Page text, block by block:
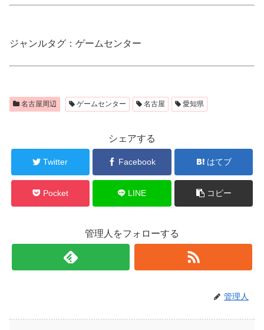
ジャンルタグ：ゲームセンター
名古屋周辺 ゲームセンター 名古屋 愛知県
シェアする
Twitter Facebook はてブ
Pocket LINE コピー
管理人をフォローする
管理人